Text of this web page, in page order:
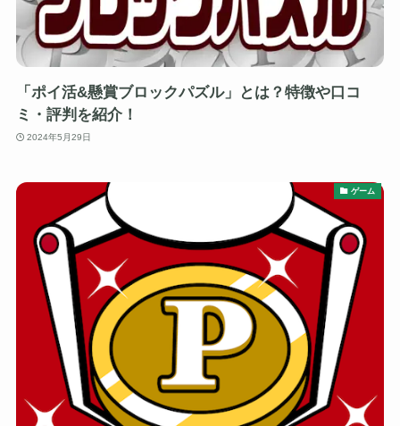
「ポイ活&懸賞ブロックパズル」とは？特徴や口コ
ミ・評判を紹介！
2024年5月29日
ゲーム